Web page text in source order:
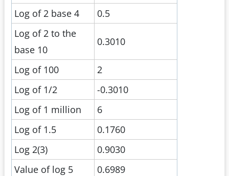
Log of 2 base 4
0.5
Log of 2 to the
base 10
0.3010
Log of 100
2
Log of 1/2
-0.3010
Log of 1 million
6
Log of 1.5
0.1760
Log 2(3)
0.9030
Value of log 5
0.6989